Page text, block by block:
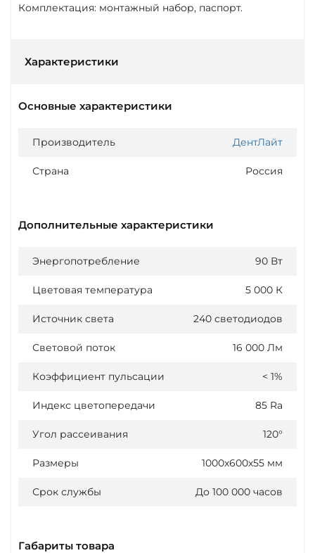
Комплектация: монтажный набор, паспорт.
Характеристики
Основные характеристики
Производитель ДентЛайт
Страна Россия
Дополнительные характеристики
Энергопотребление 90 Вт
Цветовая температура 5 000 К
Источник света 240 светодиодов
Световой поток 16 000 Лм
Коэффициент пульсации < 1%
Индекс цветопередачи 85 Ra
Угол рассеивания 120°
Размеры 1000х600х55 мм
Срок службы До 100 000 часов
Габариты товара